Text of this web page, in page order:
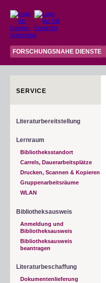
FORSCHUNGSNAHE DIENSTE
SERVICE
Literaturbereitstellung
Lernraum
Bibliotheksstandort
Carrels, Dauerarbeitsplätze
Drucken, Scannen & Kopieren
Gruppenarbeitsräume
WLAN
Bibliotheksausweis
Anmeldung und
Bibliotheksausweis
Bibliotheksausweis
beantragen
Literaturbeschaffung
Dokumentenlieferung